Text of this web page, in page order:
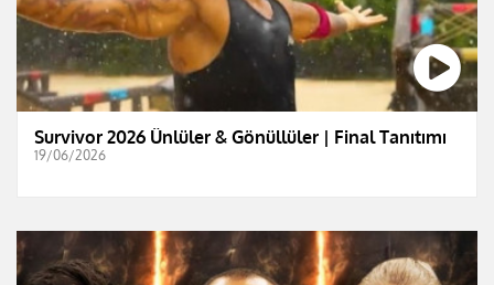
Survivor 2026 Ünlüler & Gönüllüler | Final Tanıtımı
19/06/2026